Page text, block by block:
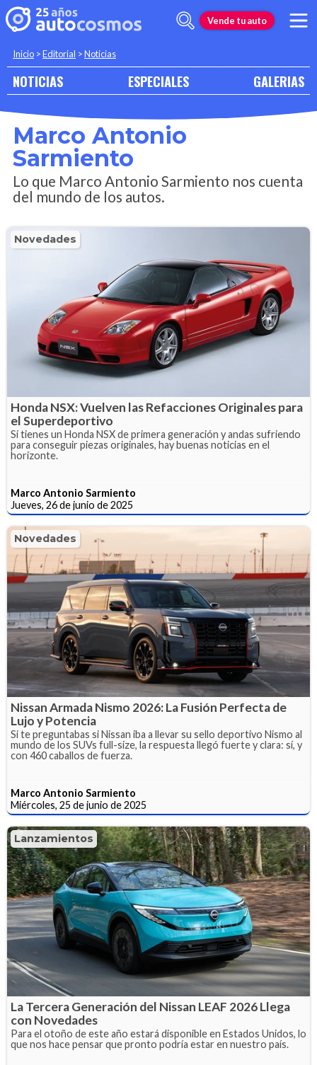
Vende tu auto
Inicio >Editorial >Noticias
NOTICIAS ESPECIALES GALERIAS
Marco Antonio
Sarmiento
Lo que Marco Antonio Sarmiento nos cuenta
del mundo de los autos.
Novedades
Honda NSX: Vuelven las Refacciones Originales para
el Superdeportivo
Si tienes un Honda NSX de primera generación y andas sufriendo
para conseguir piezas originales, hay buenas noticias en el
horizonte.
Marco Antonio Sarmiento
Jueves, 26 de junio de 2025
Novedades
Nissan Armada Nismo 2026: La Fusión Perfecta de
Lujo y Potencia
Si te preguntabas si Nissan iba a llevar su sello deportivo Nismo al
mundo de los SUVs full-size, la respuesta llegó fuerte y clara: sí, y
con 460 caballos de fuerza.
Marco Antonio Sarmiento
Miércoles, 25 de junio de 2025
Lanzamientos
La Tercera Generación del Nissan LEAF 2026 Llega
con Novedades
Para el otoño de este año estará disponible en Estados Unidos, lo
que nos hace pensar que pronto podría estar en nuestro país.